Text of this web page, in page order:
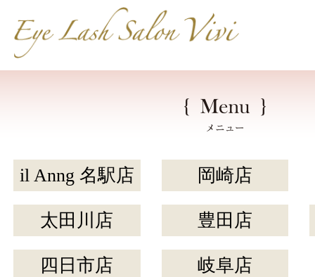
il Anng 名駅店 岡崎店
太田川店 豊田店
四日市店 岐阜店